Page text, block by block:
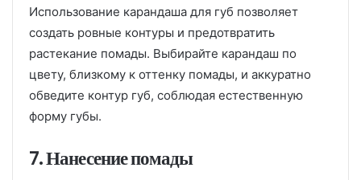
Использование карандаша для губ позволяет
создать ровные контуры и предотвратить
растекание помады. Выбирайте карандаш по
цвету, близкому к оттенку помады, и аккуратно
обведите контур губ, соблюдая естественную
форму губы.
7. Нанесение помады